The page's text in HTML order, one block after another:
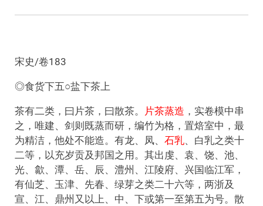
宋史/卷183
◎食货下五○盐下茶上
茶有二类，曰片茶，曰散茶。 片茶蒸造 ，实卷模中串
之，唯建、剑则既蒸而研，编竹为格，置焙室中，最
为精洁，他处不能造。有龙、凤、 石乳、白乳之类十
二等，以充岁贡及邦国之用。其出虔、袁、饶、池、
光、歙、潭、岳、辰、澧州、江陵府、兴国临江军，
有仙芝、玉津、先春、绿芽之类二十六等，两浙及
宣、江、鼎州又以上、中、下或第一至第五为号。散